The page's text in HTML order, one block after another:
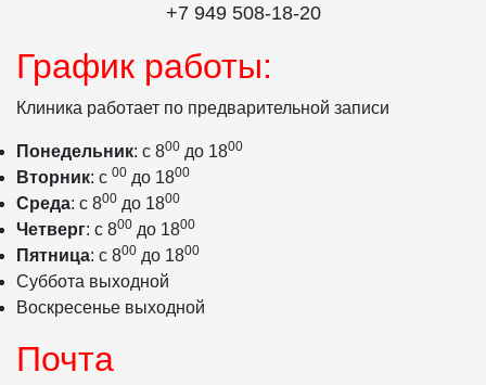
+7 949 508‑18‑20
График работы:
Клиника работает по предварительной записи
Понедельник: с 800 до 1800
Вторник: с 00 до 1800
Среда: с 800 до 1800
Четверг: с 800 до 1800
Пятница: с 800 до 1800
Суббота выходной
Воскресенье выходной
Почта